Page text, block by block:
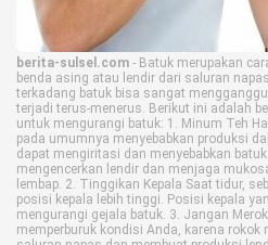
Disclaimer
berita-sulsel.com - Batuk merupakan
benda asing atau lendir dari saluran
terkadang batuk bisa sangat
terjadi terus-menerus. Berikut ini adalah
untuk mengurangi batuk: 1. Minum Teh
pada umumnya menyebabkan produksi
dapat mengiritasi dan menyebabkan
mengencerkan lendir dan menjaga
lembap. 2. Tinggikan Kepala Saat tidur,
posisi kepala lebih tinggi. Posisi kepala
mengurangi gejala batuk. 3. Jangan
memperburuk kondisi Anda, karena